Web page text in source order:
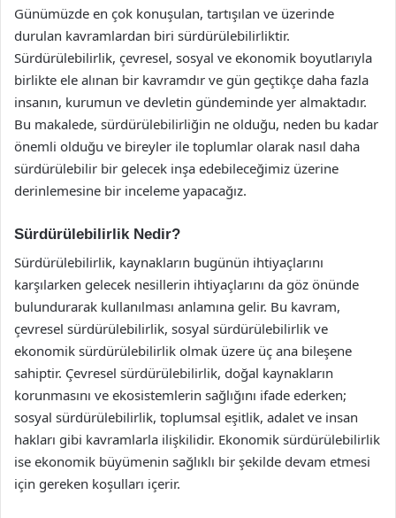
Günümüzde en çok konuşulan, tartışılan ve üzerinde
durulan kavramlardan biri sürdürülebilirliktir.
Sürdürülebilirlik, çevresel, sosyal ve ekonomik boyutlarıyla
birlikte ele alınan bir kavramdır ve gün geçtikçe daha fazla
insanın, kurumun ve devletin gündeminde yer almaktadır.
Bu makalede, sürdürülebilirliğin ne olduğu, neden bu kadar
önemli olduğu ve bireyler ile toplumlar olarak nasıl daha
sürdürülebilir bir gelecek inşa edebileceğimiz üzerine
derinlemesine bir inceleme yapacağız.
Sürdürülebilirlik Nedir?
Sürdürülebilirlik, kaynakların bugünün ihtiyaçlarını
karşılarken gelecek nesillerin ihtiyaçlarını da göz önünde
bulundurarak kullanılması anlamına gelir. Bu kavram,
çevresel sürdürülebilirlik, sosyal sürdürülebilirlik ve
ekonomik sürdürülebilirlik olmak üzere üç ana bileşene
sahiptir. Çevresel sürdürülebilirlik, doğal kaynakların
korunmasını ve ekosistemlerin sağlığını ifade ederken;
sosyal sürdürülebilirlik, toplumsal eşitlik, adalet ve insan
hakları gibi kavramlarla ilişkilidir. Ekonomik sürdürülebilirlik
ise ekonomik büyümenin sağlıklı bir şekilde devam etmesi
için gereken koşulları içerir.